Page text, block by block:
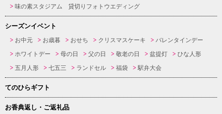
味の素スタジアム 貸切りフォトウエディング
シーズンイベント
お中元 お歳暮 おせち クリスマスケーキ
バレンタインデー
ホワイトデー
母の日 父の日 敬老の日 盆提灯
ひな人形
五月人形
七五三 ランドセル 福袋 駅弁大会
てのひらギフト
お香典返し・ご返礼品